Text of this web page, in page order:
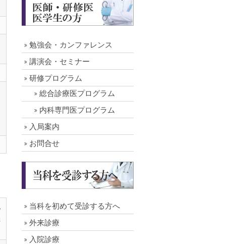
勉強会・カンファレンス
講演会・セミナー
研修プログラム
総合診療医プログラム
内科専門医プログラム
入局案内
お問合せ
当科を初めて受診する方へ
外来診療
入院診療